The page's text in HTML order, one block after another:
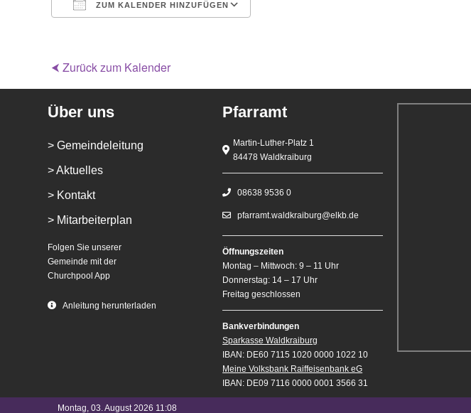
ZUM KALENDER HINZUFÜGEN
⮜ Zurück zum Kalender
Über uns
> Gemeindeleitung
> Aktuelles
> Kontakt
> Mitarbeiterplan
Folgen Sie unserer
Gemeinde mit der
Churchpool App
Anleitung herunterladen
Pfarramt
Martin-Luther-Platz 1
84478 Waldkraiburg
08638 9536 0
pfarramt.waldkraiburg@elkb.de
Öffnungszeiten
Montag – Mittwoch: 9 – 11 Uhr
Donnerstag: 14 – 17 Uhr
Freitag geschlossen
Bankverbindungen
Sparkasse Waldkraiburg
IBAN: DE60 7115 1020 0000 1022 10
Meine Volksbank Raiffeisenbank eG
IBAN: DE09 7116 0000 0001 3566 31
Montag, 03. August 2026 11:08